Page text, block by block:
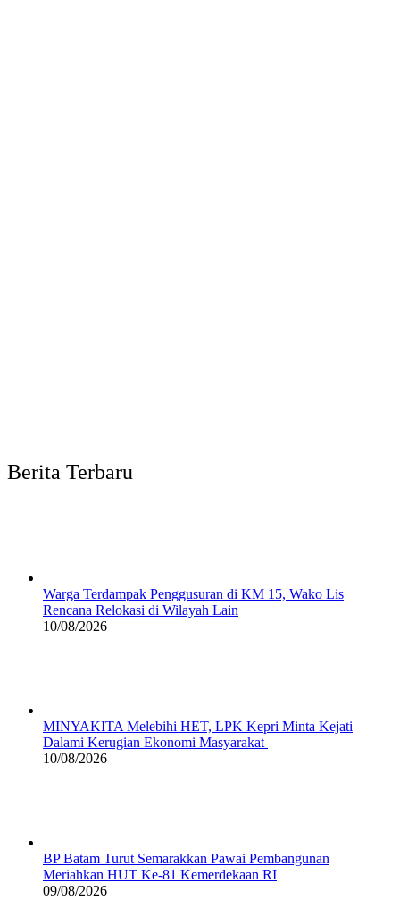
Berita Terbaru
Warga Terdampak Penggusuran di KM 15, Wako Lis
Rencana Relokasi di Wilayah Lain
10/08/2026
MINYAKITA Melebihi HET, LPK Kepri Minta Kejati
Dalami Kerugian Ekonomi Masyarakat
10/08/2026
BP Batam Turut Semarakkan Pawai Pembangunan
Meriahkan HUT Ke-81 Kemerdekaan RI
09/08/2026